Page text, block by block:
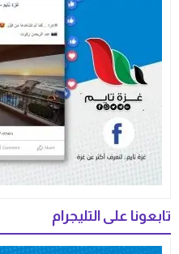
تابعونا على التليجرام